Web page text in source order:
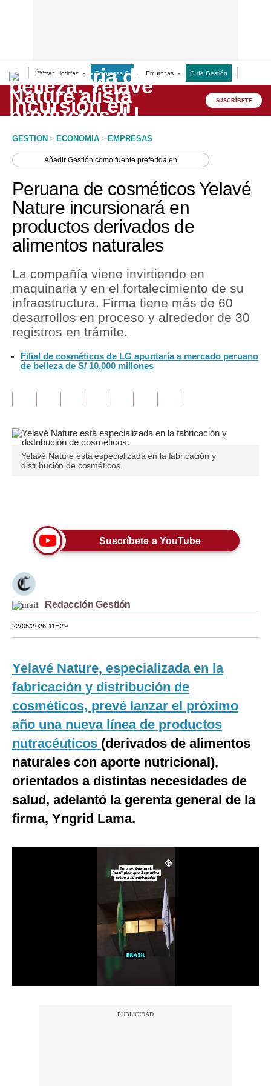
Últimas Noticias Empresas G Empresas G de Gestión
Lo último
Peru Quiosco
Economía
Mercados
Perú
Política
Tu Dinero
Finanzas Personales
Plus G
Opinión
Pregunta de hoy
Blogs
Viajes
Estilos
Mundo
España
Internacional
Tecnología
Mix
G de Gestión
Notas Contratadas
SUSCRÍBETE
GESTION > ECONOMIA > EMPRESAS
AñadirGestión como fuente preferida en
Peruana de cosméticos Yelavé
Nature incursionará en
productos derivados de
alimentos naturales
La compañía viene invirtiendo en
maquinaria y en el fortalecimiento de su
infraestructura. Firma tiene más de 60
desarrollos en proceso y alrededor de 30
registros en trámite.
Filial de cosméticos de LG apuntaría a mercado peruano
de belleza de S/ 10,000 millones
Yelavé Nature está especializada en la fabricación y
distribución de cosméticos.
Suscríbete a YouTube
Redacción Gestión
22/05/2026 11H29
Yelavé Nature, especializada en la
fabricación y distribución de
cosméticos, prevé lanzar el próximo
año una nueva línea de productos
nutracéuticos (derivados de alimentos
naturales con aporte nutricional),
orientados a distintas necesidades de
salud, adelantó la gerenta general de la
firma, Yngrid Lama.